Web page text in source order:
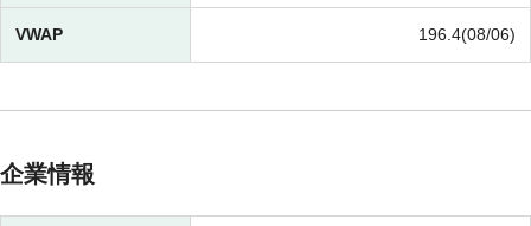
VWAP 196.4(08/06)
企業情報